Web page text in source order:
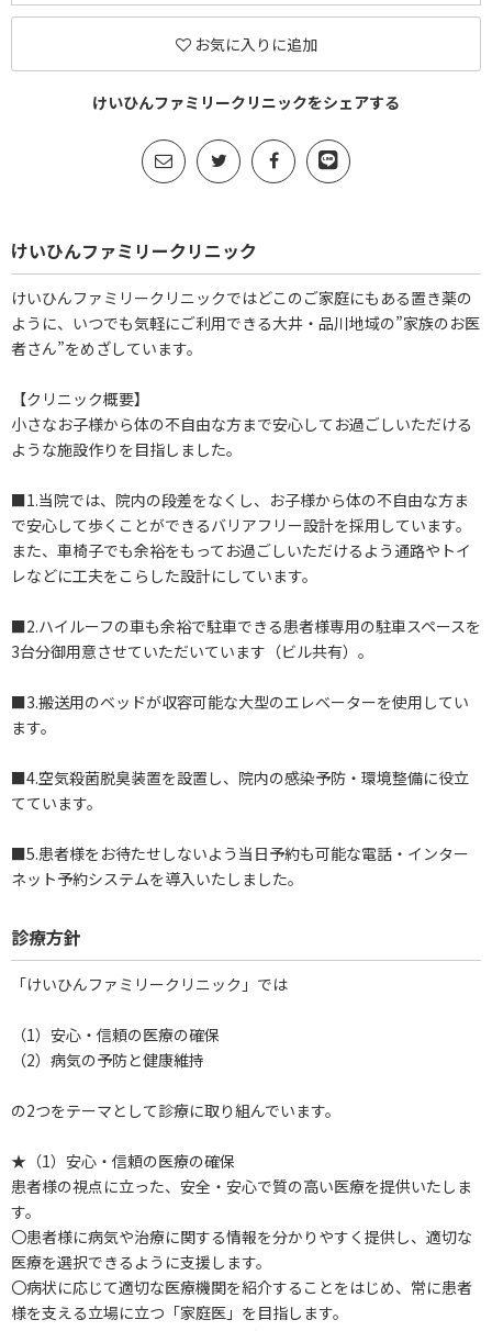
お気に入りに追加
けいひんファミリークリニックをシェアする
けいひんファミリークリニック
けいひんファミリークリニックではどこのご家庭にもある置き薬の
ように、いつでも気軽にご利用できる大井・品川地域の”家族のお医
者さん”をめざしています。
【クリニック概要】
小さなお子様から体の不自由な方まで安心してお過ごしいただける
ような施設作りを目指しました。
■1.当院では、院内の段差をなくし、お子様から体の不自由な方ま
で安心して歩くことができるバリアフリー設計を採用しています。
また、車椅子でも余裕をもってお過ごしいただけるよう通路やトイ
レなどに工夫をこらした設計にしています。
■2.ハイルーフの車も余裕で駐車できる患者様専用の駐車スペースを
3台分御用意させていただいています（ビル共有）。
■3.搬送用のベッドが収容可能な大型のエレベーターを使用してい
ます。
■4.空気殺菌脱臭装置を設置し、院内の感染予防・環境整備に役立
てています。
■5.患者様をお待たせしないよう当日予約も可能な電話・インター
ネット予約システムを導入いたしました。
診療方針
「けいひんファミリークリニック」では
（1）安心・信頼の医療の確保
（2）病気の予防と健康維持
の2つをテーマとして診療に取り組んでいます。
★（1）安心・信頼の医療の確保
患者様の視点に立った、安全・安心で質の高い医療を提供いたしま
す。
〇患者様に病気や治療に関する情報を分かりやすく提供し、適切な
医療を選択できるように支援します。
〇病状に応じて適切な医療機関を紹介することをはじめ、常に患者
様を支える立場に立つ「家庭医」を目指します。